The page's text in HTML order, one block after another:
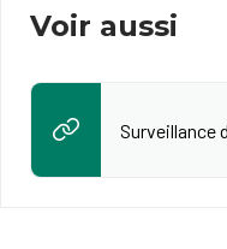
Voir aussi
Surveillance